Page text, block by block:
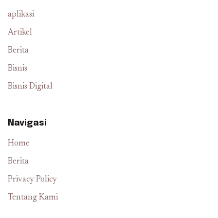
aplikasi
Artikel
Berita
Bisnis
Bisnis Digital
Navigasi
Home
Berita
Privacy Policy
Tentang Kami